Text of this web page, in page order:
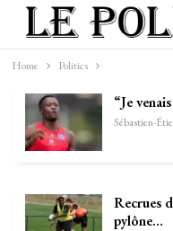
Home Politics
“Je
Recrues
pylône…